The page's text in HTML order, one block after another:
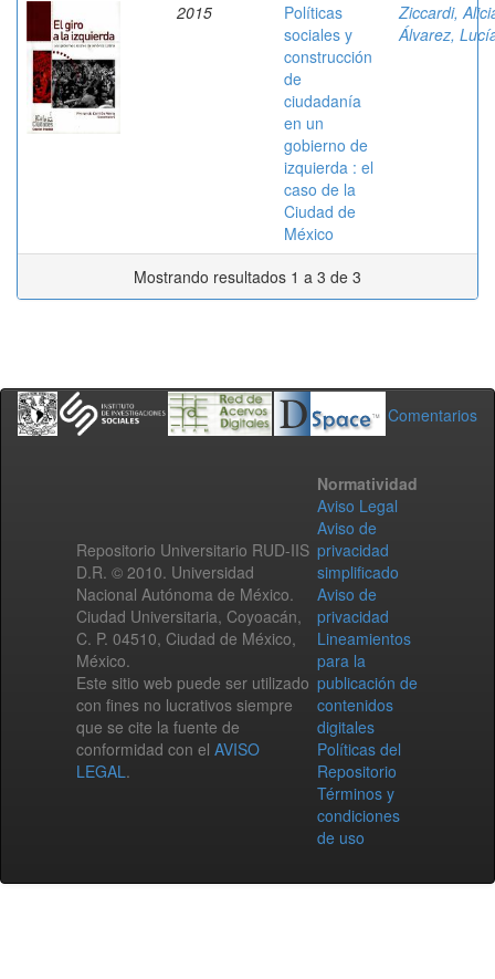
2015
Políticas
sociales y
construcción
de
ciudadanía
en un
gobierno de
izquierda : el
caso de la
Ciudad de
México
Ziccardi,
Álvarez,
Mostrando resultados 1 a 3 de 3
Comentarios
Repositorio Universitario RUD-IIS
D.R. © 2010. Universidad
Nacional Autónoma de México.
Ciudad Universitaria, Coyoacán,
C. P. 04510, Ciudad de México,
México.
Este sitio web puede ser utilizado
con fines no lucrativos siempre
que se cite la fuente de
conformidad con el AVISO
LEGAL.
Normatividad
Aviso Legal
Aviso de
privacidad
simplificado
Aviso de
privacidad
Lineamientos
para la
publicación de
contenidos
digitales
Políticas del
Repositorio
Términos y
condiciones
de uso